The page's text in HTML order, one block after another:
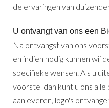
de ervaringen van
U ontvangt van ons een
Na ontvangst van ons
en indien nodig kunnen wij
specifieke wensen. Als u
voorstel dan kunt u ons
aanleveren, logo's